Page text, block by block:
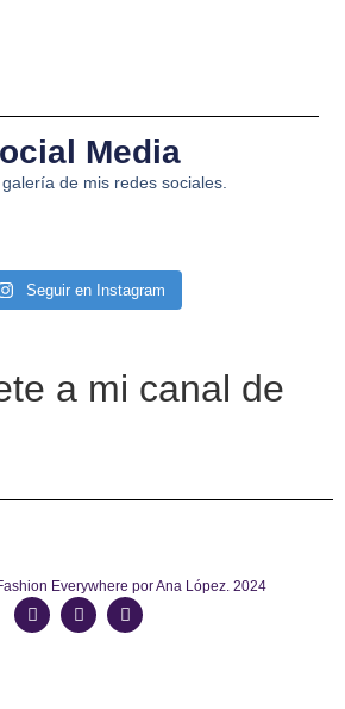
Media
de mis redes sociales.
Seguir en Instagram
a mi canal de
Everywhere por Ana López. 2024